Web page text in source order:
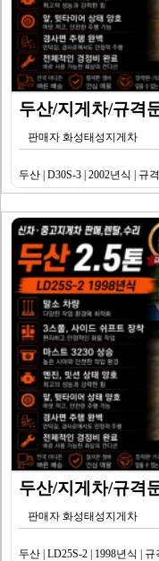
두산/지게차/규격
판매자 화성태성지게차
두산 | D30S-3 | 2002년식 | 규
두산/지게차/규격
판매자 화성태성지게차
두산 | LD25S-2 | 1998년식 | 규